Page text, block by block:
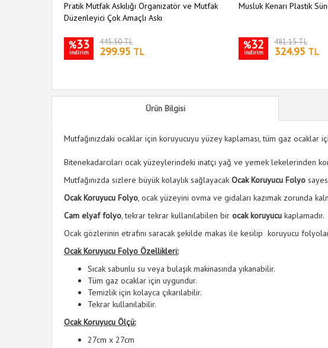
Pratik Mutfak Askılığı Organizatör ve Mutfak
Düzenleyici Çok Amaçlı Askı
%33
indirim
445.50 TL
299.95 TL
Musluk Kenarı Plastik
%32
indirim
481.15 TL
324.95 TL
Ürün Bilgisi
Mutfağınızdaki ocaklar için koruyucuyu yüzey kaplaması, tüm gaz ocaklar
Bitenekadarcıları ocak yüzeylerindeki inatçı yağ ve yemek lekelerinden
Mutfağınızda sizlere büyük kolaylık sağlayacak Ocak Koruyucu Folyo
Ocak Koruyucu Folyo, ocak yüzeyini ovma ve gıdaları kazımak zorunda
Cam elyaf folyo, tekrar tekrar kullanılabilen bir ocak koruyucu kaplamadır.
Ocak gözlerinin etrafını saracak şekilde makas ile kesilip koruyucu
Ocak Koruyucu Folyo Özellikleri:
Sıcak sabunlu su veya bulaşık makinasında yıkanabilir.
Tüm gaz ocaklar için uygundur.
Temizlik için kolayca çıkarılabilir.
Tekrar kullanılabilir.
Ocak Koruyucu Ölçü:
27cm x 27cm